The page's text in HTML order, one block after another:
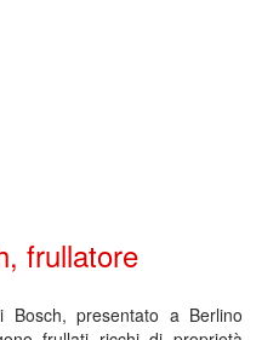
frullatore
presentato a Berlino